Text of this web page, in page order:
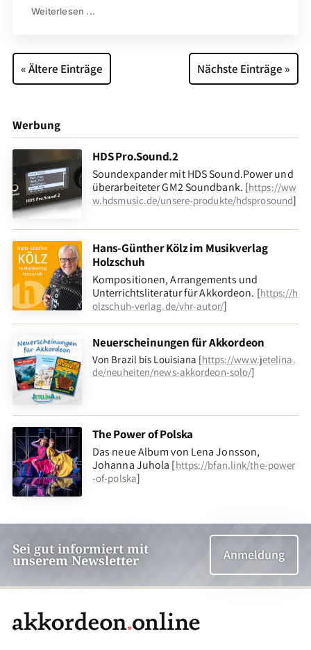
Weiterlesen ...
« Ältere Einträge Nächste Einträge »
Werbung
HDS Pro.Sound.2
Soundexpander mit HDS Sound.Power und
überarbeiteter GM2 Soundbank. [https://ww
w.hdsmusic.de/unsere-produkte/hdsprosound]
Hans-Günther Kölz im Musikverlag
Holzschuh
Kompositionen, Arrangements und
Unterrichtsliteratur für Akkordeon. [https://h
olzschuh-verlag.de/vhr-autor/]
Neuerscheinungen für Akkordeon
Von Brazil bis Louisiana [https://www.jetelina.
de/neuheiten/news-akkordeon-solo/]
The Power of Polska
Das neue Album von Lena Jonsson,
Johanna Juhola [https://bfan.link/the-power
-of-polska]
Sei gut informiert mit
unserem Newsletter Anmeldung